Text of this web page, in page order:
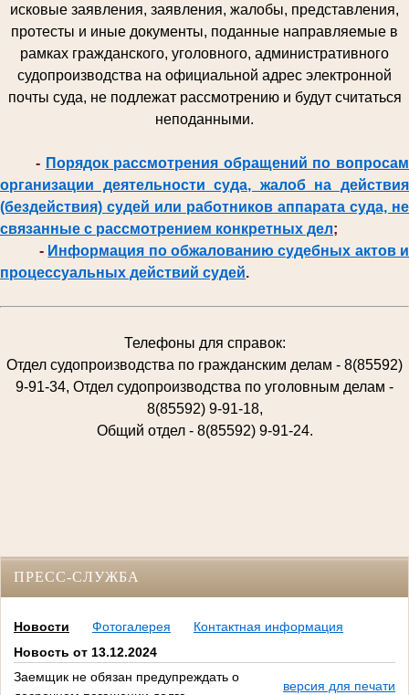
исковые заявления, заявления, жалобы, представления,
протесты и иные документы, поданные направляемые в
рамках гражданского, уголовного, административного
судопроизводства на официальной адрес электронной
почты суда, не подлежат рассмотрению и будут считаться
неподанными.
- Порядок рассмотрения обращений по вопросам
организации деятельности суда, жалоб на действия
(бездействия) судей или работников аппарата суда, не
связанные с рассмотрением конкретных дел;
- Информация по обжалованию судебных актов и
процессуальных действий судей.
Телефоны для справок:
Отдел судопроизводства по гражданским делам - 8(85592)
9-91-34, Отдел судопроизводства по уголовным делам -
8(85592) 9-91-18,
Общий отдел - 8(85592) 9-91-24.
ПРЕСС-СЛУЖБА
Новости Фотогалерея
Контактная информация
Новость от 13.12.2024
Заемщик не обязан предупреждать о
версия для печати